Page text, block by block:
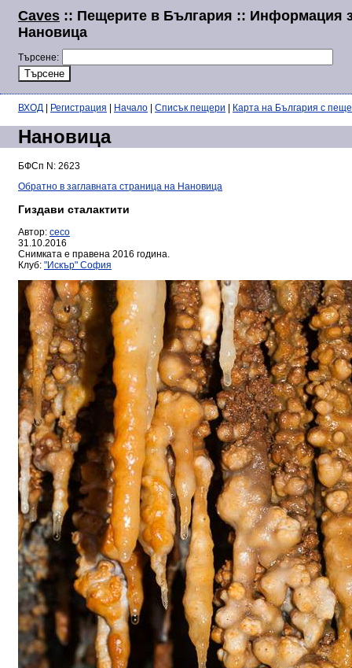
Caves :: Пещерите в България :: Информация
Нановица
Търсене:
ВХОД Регистрация Начало Списък пещери Карта на България с
Нановица
БФСп N: 2623
Обратно в заглавната страница на Нановица
Гиздави сталактити
Автор: ceco
31.10.2016
Снимката е правена 2016 година.
Клуб: "Искър" София